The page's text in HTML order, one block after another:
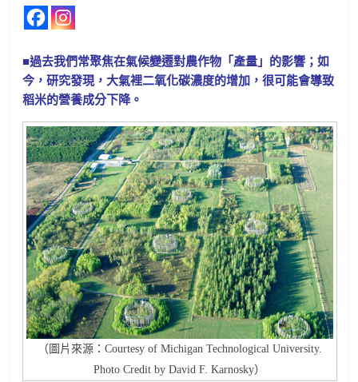
■過去我們常聚焦在氣候變遷對農作物「產量」的影響；如
今，研究發現，大氣裡二氧化碳濃度的增加，很可能會導致
稻米的營養成分下降。
（圖片來源：Courtesy of Michigan Technological University.
Photo Credit by David F. Karnosky）